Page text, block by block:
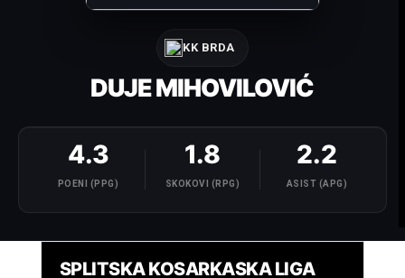
KK BRDA
DUJE MIHOVILOVIĆ
4.3
POENI (PPG)
1.8
SKOKOVI (RPG)
2.2
ASIST (APG)
SPLITSKA KOSARKASKA LIGA